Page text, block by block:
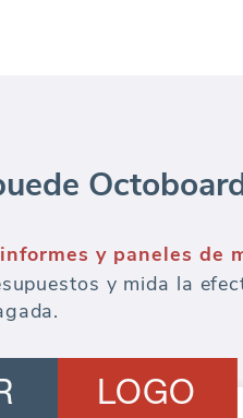
y paneles de
y mida la